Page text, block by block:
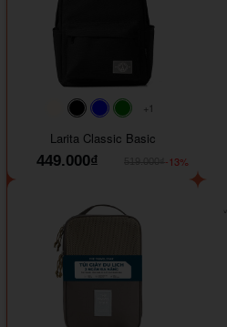
#faf0e6
#000000#0000FF#008000
+1
Larita Classic Basic
449.000₫
-13%